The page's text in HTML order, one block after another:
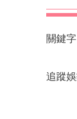
關鍵字
追蹤